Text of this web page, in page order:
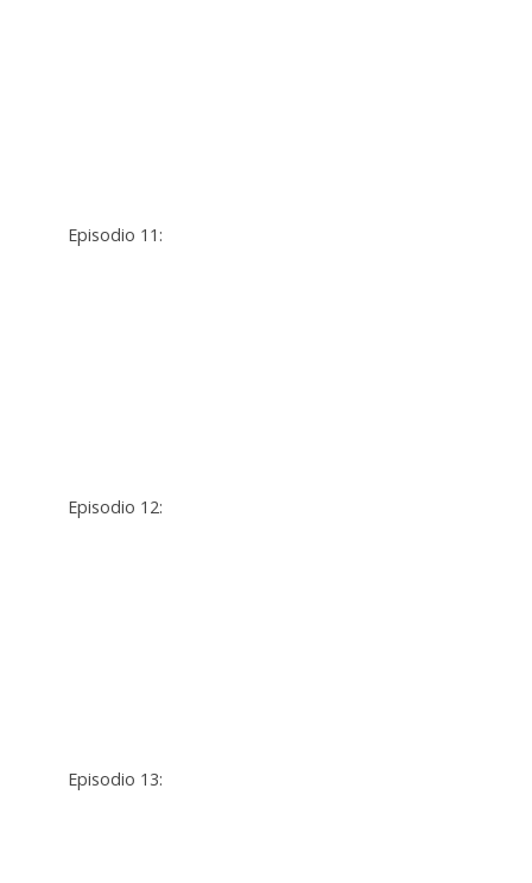
Episodio 11:
Episodio 12:
Episodio 13: